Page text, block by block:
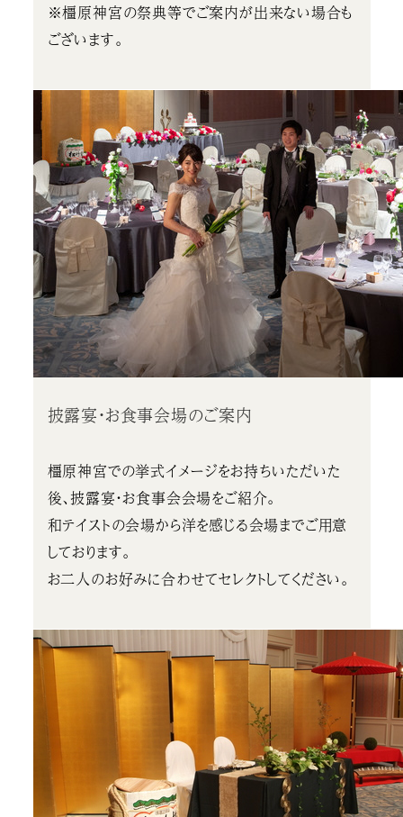
※橿原神宮の祭典等でご案内が出来ない場合も
ございます。
披露宴・お食事会場のご案内
橿原神宮での挙式イメージをお持ちいただいた
後、披露宴・お食事会会場をご紹介。
和テイストの会場から洋を感じる会場までご用意
しております。
お二人のお好みに合わせてセレクトしてください。